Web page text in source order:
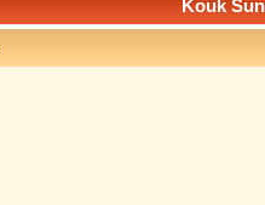
Kouk